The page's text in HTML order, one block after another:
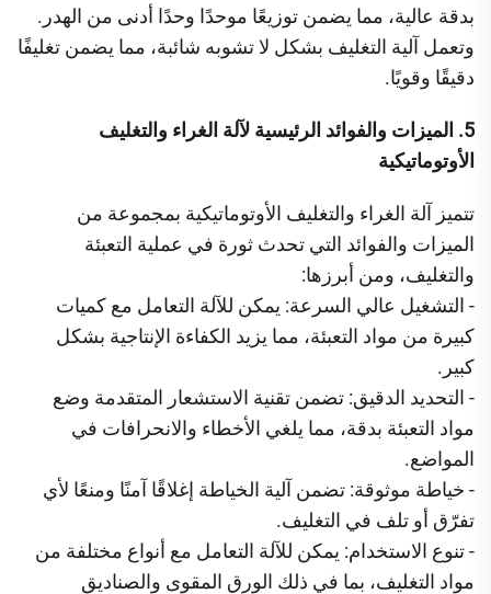
بدقة عالية، مما يضمن توزيعًا موحدًا وحدًا أدنى من الهدر.
وتعمل آلية التغليف بشكل لا تشوبه شائبة، مما يضمن تغليفًا
دقيقًا وقويًا.
5. الميزات والفوائد الرئيسية لآلة الغراء والتغليف
الأوتوماتيكية
تتميز آلة الغراء والتغليف الأوتوماتيكية بمجموعة من
الميزات والفوائد التي تحدث ثورة في عملية التعبئة
والتغليف، ومن أبرزها:
- التشغيل عالي السرعة: يمكن للآلة التعامل مع كميات
كبيرة من مواد التعبئة، مما يزيد الكفاءة الإنتاجية بشكل
كبير.
- التحديد الدقيق: تضمن تقنية الاستشعار المتقدمة وضع
مواد التعبئة بدقة، مما يلغي الأخطاء والانحرافات في
المواضع.
- خياطة موثوقة: تضمن آلية الخياطة إغلاقًا آمنًا ومنعًا لأي
تفرّق أو تلف في التغليف.
- تنوع الاستخدام: يمكن للآلة التعامل مع أنواع مختلفة من
مواد التغليف، بما في ذلك الورق المقوى والصناديق